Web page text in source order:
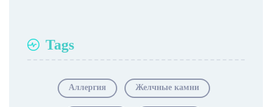
Tags
Аллергия Желчные камни